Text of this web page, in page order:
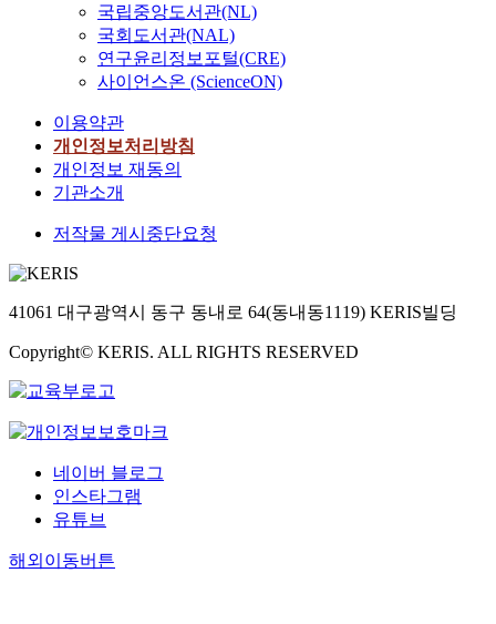
국립중앙도서관(NL)
국회도서관(NAL)
연구윤리정보포털(CRE)
사이언스온 (ScienceON)
이용약관
개인정보처리방침
개인정보 재동의
기관소개
저작물 게시중단요청
41061 대구광역시 동구 동내로 64(동내동1119) KERIS빌딩
Copyright© KERIS. ALL RIGHTS RESERVED
네이버 블로그
인스타그램
유튜브
해외이동버튼